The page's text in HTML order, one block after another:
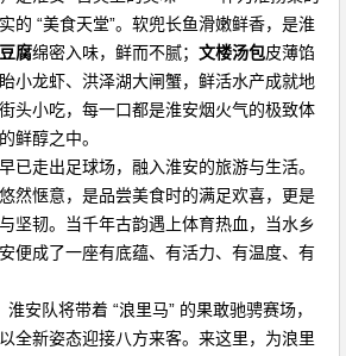
的 “美食天堂”。软兜长鱼滑嫩鲜香，是淮
腐绵密入味，鲜而不腻； 文楼汤包皮薄馅
小龙虾、洪泽湖大闸蟹，鲜活水产成就地
头小吃，每一口都是淮安烟火气的极致体
鲜醇之中。
已走出足球场，融入淮安的旅游与生活。
然惬意，是品尝美食时的满足欢喜，更是
坚韧。当千年古韵遇上体育热血，当水乡
便成了一座有底蕴、有活力、有温度、有
安队将带着 “浪里马” 的果敢驰骋赛场，
全新姿态迎接八方来客。来这里，为浪里